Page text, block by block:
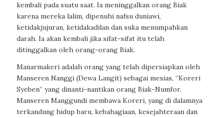
kembali pada suatu saat. Ia meninggalkan orang Biak
karena mereka lalim, dipenuhi nafsu duniawi,
ketidakjujuran, ketidakadilan dan suka menumpahkan
darah. Ia akan kembali jika sifat-sifat itu telah
ditinggalkan oleh orang-orang Biak.
Manarmakeri adalah orang yang telah dipersiapkan oleh
Manseren Nanggi (Dewa Langit) sebagai mesias, “Koreri
Syeben” yang dinanti-nantikan orang Biak-Numfor.
Manseren Manggundi membawa Koreri, yang di dalamnya
terkandung hidup baru, kebahagiaan, kesejahteraan dan